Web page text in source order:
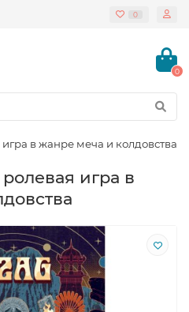
0
0
в жанре меча и колдовства
игра в